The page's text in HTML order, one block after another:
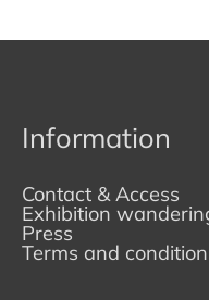
Information
Contact & Access
Exhibition
Press
Terms and